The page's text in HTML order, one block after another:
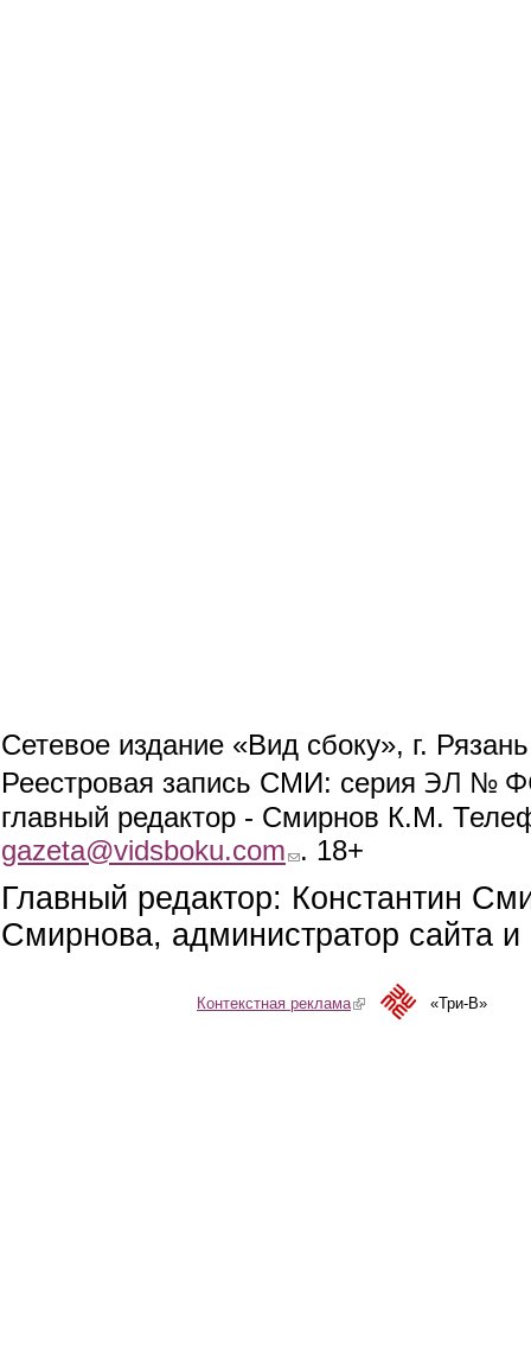
Сетевое издание «Вид сбоку», г.
Реестровая запись СМИ: серия ЭЛ №
главный редактор - Смирнов К.М.
gazeta@vidsboku.com (link sends e-mail)
. 18+
Главный редактор: Константин
Смирнова, администратор сайта
Контекстная реклама(link is external)«Три-В»